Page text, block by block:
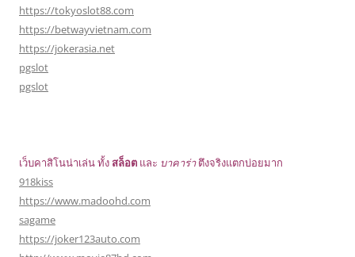
https://tokyoslot88.com
https://betwayvietnam.com
https://jokerasia.net
pgslot
pgslot
เว็บคาสิโนน่าเล่น ทั้งสล็อต และ บาคาร่าตึงจริงแตกบ่อยมาก
918kiss
https://www.madoohd.com
sagame
https://joker123auto.com